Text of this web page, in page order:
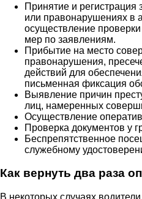
Принятие и регистрация
или правонарушениях в
осуществление
мер по заявлениям.
Прибытие на место
правонарушения,
действий для
письменная фиксация
Выявление причин
лиц, намеренных
Осуществление
Проверка документов у
Беспрепятственное
служебному
Как вернуть два раза